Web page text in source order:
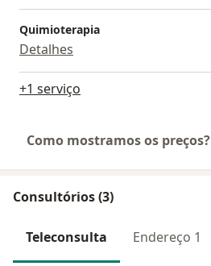
Quimioterapia
Detalhes
+1 serviço
Como mostramos os preços?
Consultórios (3)
Teleconsulta Endereço 1